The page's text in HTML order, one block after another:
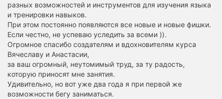
разных возможностей и инструментов для изучения языка
и тренировки навыков.
При этом постоянно появляются все новые и новые фишки.
Если честно, не успеваю уследить за всеми )).
Огромное спасибо создателям и вдохновителям курса
Вячеславу и Анастасии,
за ваш огромный, неутомимый труд, за ту радость,
которую приносят мне занятия.
Удивительно, но вот уже два года я при первой же
возможности бегу заниматься.